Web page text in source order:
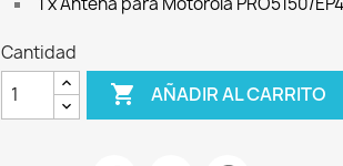
Cantidad
 AÑADIR AL CARRITO